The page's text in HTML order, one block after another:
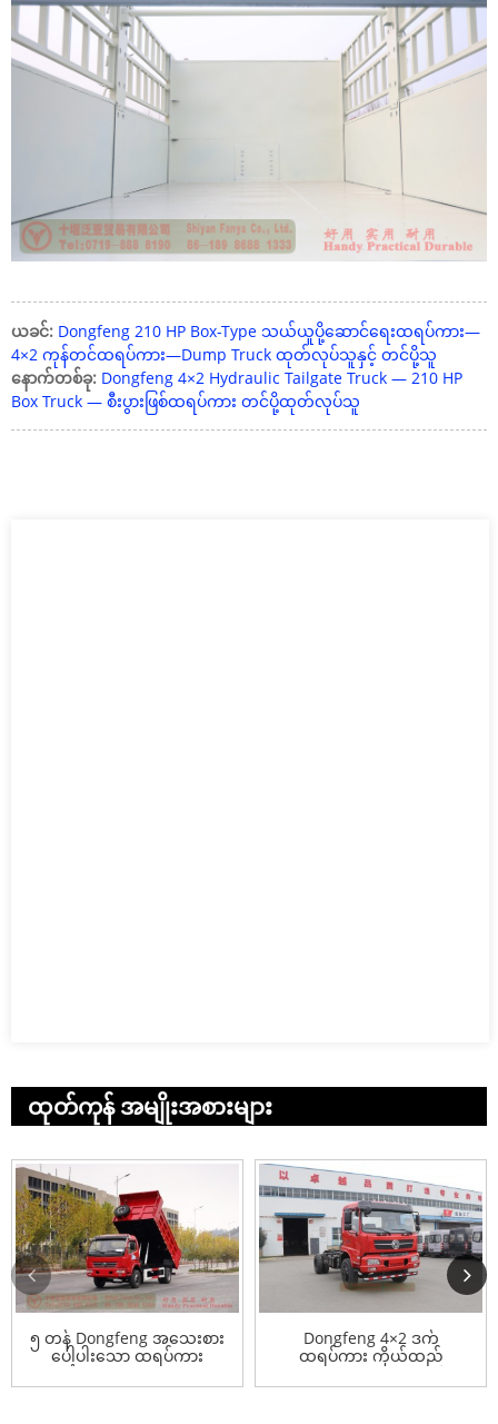
ယခင်: Dongfeng 210 HP Box-Type သယ်ယူပို့ဆောင်ရေးထရပ်ကား—
4×2 ကုန်တင်ထရပ်ကား—Dump Truck ထုတ်လုပ်သူနှင့် တင်ပို့သူ
နောက်တစ်ခု: Dongfeng 4×2 Hydraulic Tailgate Truck — 210 HP
Box Truck — စီးပွားဖြစ်ထရပ်ကား တင်ပို့ထုတ်လုပ်သူ
ထုတ်ကုန် အမျိုးအစားများ
၅ တန် Dongfeng အသေးစား
ပေါ့ပါးသော ထရပ်ကား
Dump TruckR...
Dongfeng 4×2 ဒက်
ထရပ်ကား ကိုယ်ထည်